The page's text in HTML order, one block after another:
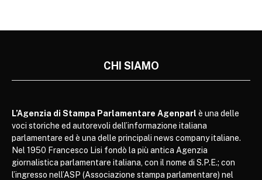
CHI SIAMO
L’Agenzia di Stampa Parlamentare Agenparl è una delle
voci storiche ed autorevoli dell’informazione italiana
parlamentare ed è una delle principali news company italiane.
Nel 1950 Francesco Lisi fondò la più antica Agenzia
giornalistica parlamentare italiana, con il nome di S.P.E.; con
l’ingresso nell’ASP (Associazione stampa parlamentare) nel